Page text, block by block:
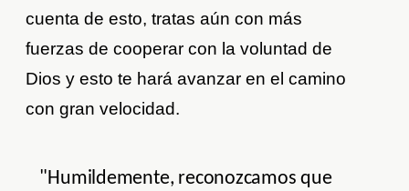
cuenta de esto, tratas aún con más
fuerzas de cooperar con la voluntad de
Dios y esto te hará avanzar en el camino
con gran velocidad.
"Humildemente, reconozcamos que